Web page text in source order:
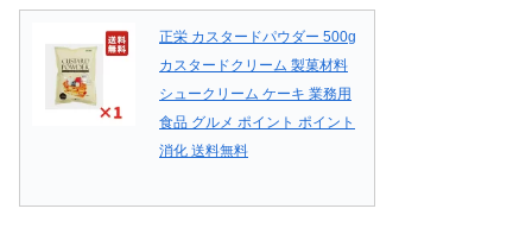
正栄 カスタードパウダー 500g
カスタードクリーム 製菓材料
シュークリーム ケーキ 業務用
食品 グルメ ポイント ポイント
消化 送料無料